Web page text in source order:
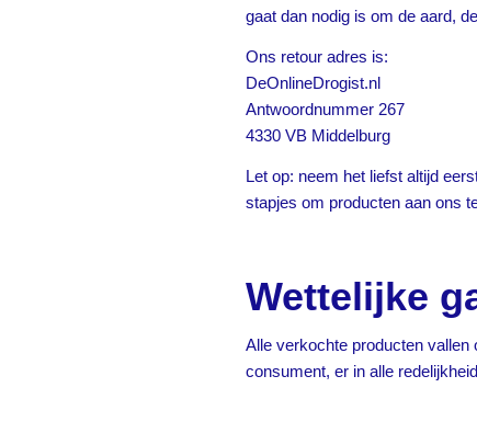
gaat dan nodig is om de aard,
Ons retour adres is:
DeOnlineDrogist.nl
Antwoordnummer 267
4330 VB Middelburg
Let op: neem het liefst altijd
stapjes om producten aan ons
Wettelijke
Alle verkochte producten vallen
consument, er in alle